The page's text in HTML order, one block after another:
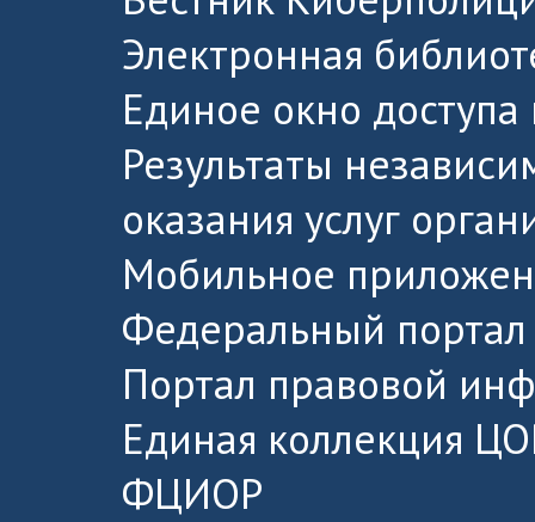
Электронная
Единое окно
Результаты
оказания услуг
Мобильное
Федеральный портал
Портал правовой
Единая коллекция
ФЦИОР